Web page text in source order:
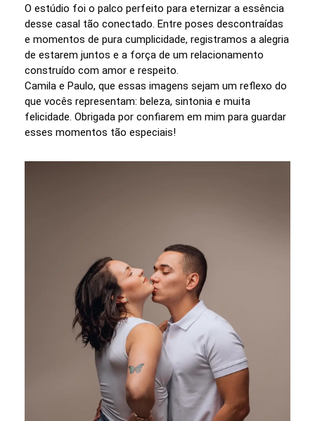
O estúdio foi o palco perfeito para eternizar a essência
desse casal tão conectado. Entre poses descontraídas
e momentos de pura cumplicidade, registramos a alegria
de estarem juntos e a força de um relacionamento
construído com amor e respeito.
Camila e Paulo, que essas imagens sejam um reflexo do
que vocês representam: beleza, sintonia e muita
felicidade. Obrigada por confiarem em mim para guardar
esses momentos tão especiais!